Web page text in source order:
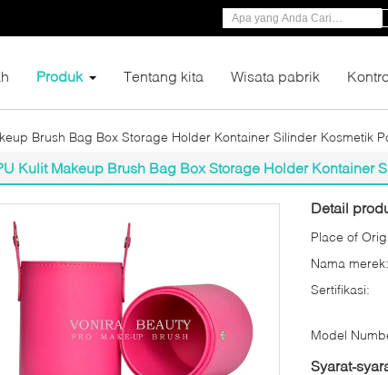
Produk Tentang kita Wisata pabrik
Brush Bag Box Storage Holder Kontainer Silinder Kosmetik
Kulit Makeup Brush Bag Box Storage Holder Kontainer
Detail
Place of
Nama merek:
Sertifikasi:
Model
Syarat-